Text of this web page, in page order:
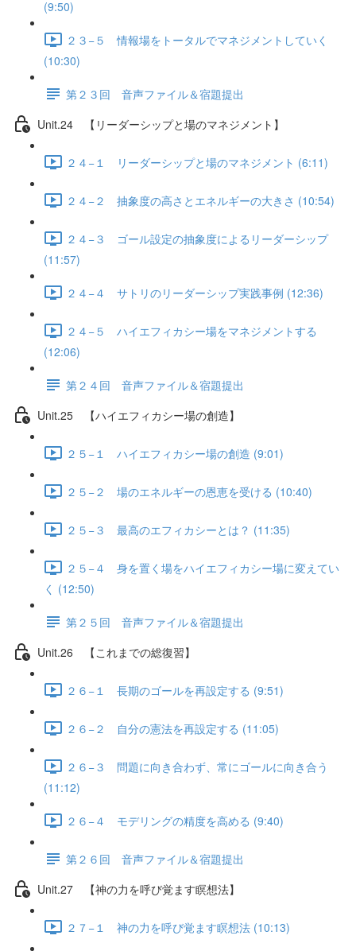
(9:50)
２３−５ 情報場をトータルでマネジメントしていく
(10:30)
第２３回 音声ファイル＆宿題提出
Unit.24 【リーダーシップと場のマネジメント】
２４−１ リーダーシップと場のマネジメント (6:11)
２４−２ 抽象度の高さとエネルギーの大きさ (10:54)
２４−３ ゴール設定の抽象度によるリーダーシップ
(11:57)
２４−４ サトリのリーダーシップ実践事例 (12:36)
２４−５ ハイエフィカシー場をマネジメントする
(12:06)
第２４回 音声ファイル＆宿題提出
Unit.25 【ハイエフィカシー場の創造】
２５−１ ハイエフィカシー場の創造 (9:01)
２５−２ 場のエネルギーの恩恵を受ける (10:40)
２５−３ 最高のエフィカシーとは？ (11:35)
２５−４ 身を置く場をハイエフィカシー場に変えてい
く (12:50)
第２５回 音声ファイル＆宿題提出
Unit.26 【これまでの総復習】
２６−１ 長期のゴールを再設定する (9:51)
２６−２ 自分の憲法を再設定する (11:05)
２６−３ 問題に向き合わず、常にゴールに向き合う
(11:12)
２６−４ モデリングの精度を高める (9:40)
第２６回 音声ファイル＆宿題提出
Unit.27 【神の力を呼び覚ます瞑想法】
２７−１ 神の力を呼び覚ます瞑想法 (10:13)